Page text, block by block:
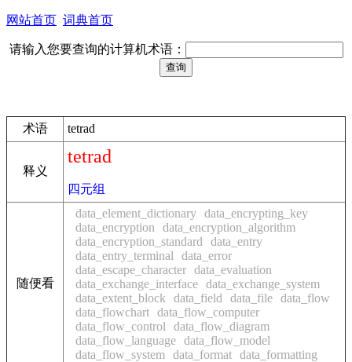
网站首页 词典首页
请输入您要查询的计算机术语：
术语 tetrad
释义
tetrad
四元组
随便看
data_element_dictionary data_encrypting_key
data_encryption
data_encryption_algorithm
data_encryption_standard
data_entry
data_entry_terminal
data_error
data_escape_character data_evaluation
data_exchange_interface data_exchange_system
data_extent_block
data_field data_file data_flow
data_flowchart data_flow_computer
data_flow_control
data_flow_diagram
data_flow_language data_flow_model
data_flow_system
data_format data_formatting